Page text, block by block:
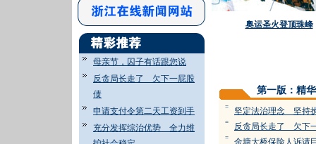
母亲节，囚子有话跟您说
反贪局长走了 欠下一屁股
债
申请支付令第二天工资到手
充分发挥综治优势 全力维
奥运圣火登顶珠峰
第一版：精
= 坚定法治理念 坚持
= 反贪局长走了 欠下
= 金塘大桥保险人诉请